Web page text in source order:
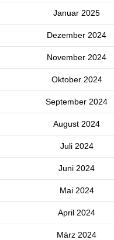
Januar 2025
Dezember 2024
November 2024
Oktober 2024
September 2024
August 2024
Juli 2024
Juni 2024
Mai 2024
April 2024
März 2024